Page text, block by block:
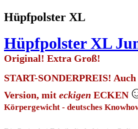
Hüpfpolster XL
Hüpfpolster XL
Original! Extra Groß!
START-SONDERPREIS!
Version, mit eckigen ECKEN
Körpergewicht - deutsches